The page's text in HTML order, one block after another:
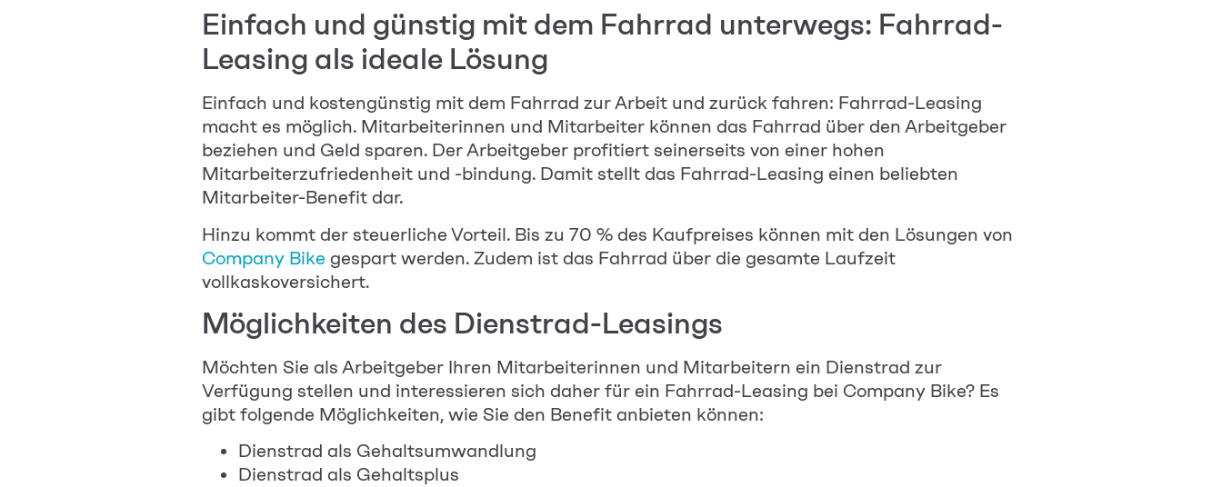
Einfach und günstig mit dem Fahrrad unterwegs: Fahrrad-
Leasing als ideale Lösung
Einfach und kostengünstig mit dem Fahrrad zur Arbeit und zurück fahren: Fahrrad-Leasing
macht es möglich. Mitarbeiterinnen und Mitarbeiter können das Fahrrad über den Arbeitgeber
beziehen und Geld sparen. Der Arbeitgeber profitiert seinerseits von einer hohen
Mitarbeiterzufriedenheit und -bindung. Damit stellt das Fahrrad-Leasing einen beliebten
Mitarbeiter-Benefit dar.
Hinzu kommt der steuerliche Vorteil. Bis zu 70 % des Kaufpreises können mit den Lösungen von
Company Bike gespart werden. Zudem ist das Fahrrad über die gesamte Laufzeit
vollkaskoversichert.
Möglichkeiten des Dienstrad-Leasings
Möchten Sie als Arbeitgeber Ihren Mitarbeiterinnen und Mitarbeitern ein Dienstrad zur
Verfügung stellen und interessieren sich daher für ein Fahrrad-Leasing bei Company Bike? Es
gibt folgende Möglichkeiten, wie Sie den Benefit anbieten können:
Dienstrad als Gehaltsumwandlung
Dienstrad als Gehaltsplus